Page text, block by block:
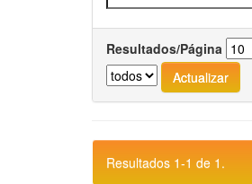
Resultados/Página
Resultados 1-1 de 1.